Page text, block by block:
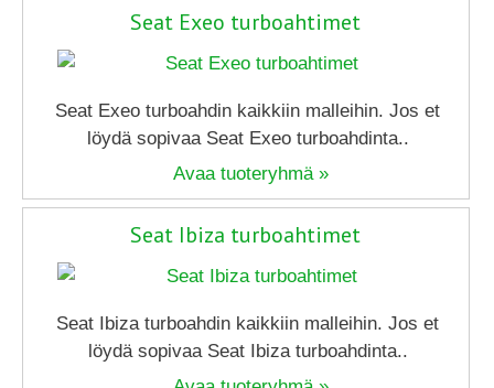
Seat Exeo turboahtimet
Seat Exeo turboahdin kaikkiin malleihin. Jos et
löydä sopivaa Seat Exeo turboahdinta..
Avaa tuoteryhmä »
Seat Ibiza turboahtimet
Seat Ibiza turboahdin kaikkiin malleihin. Jos et
löydä sopivaa Seat Ibiza turboahdinta..